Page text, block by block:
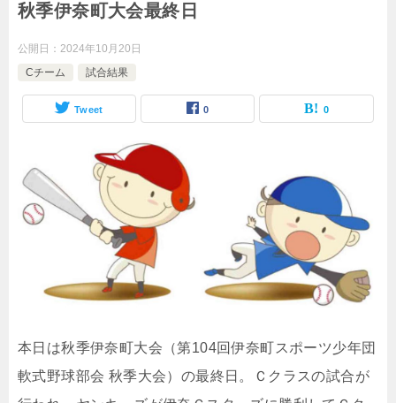
秋季伊奈町大会最終日
公開日： 2024年10月20日
Cチーム
試合結果
Tweet 0 0
本日は秋季伊奈町大会（第104回伊奈町スポーツ少年団
軟式野球部会 秋季大会）の最終日。Ｃクラスの試合が